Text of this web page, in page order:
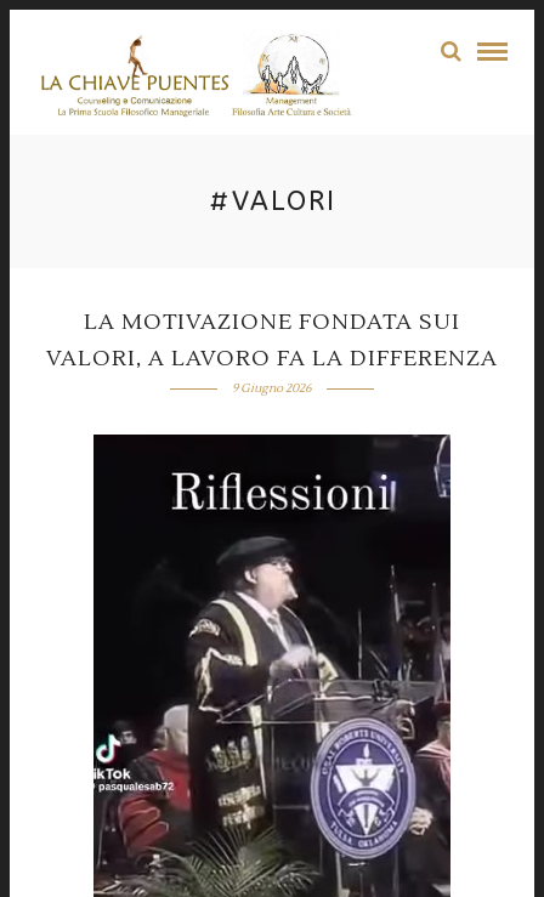
#VALORI
LA MOTIVAZIONE FONDATA SUI
VALORI, A LAVORO FA LA DIFFERENZA
9 Giugno 2026